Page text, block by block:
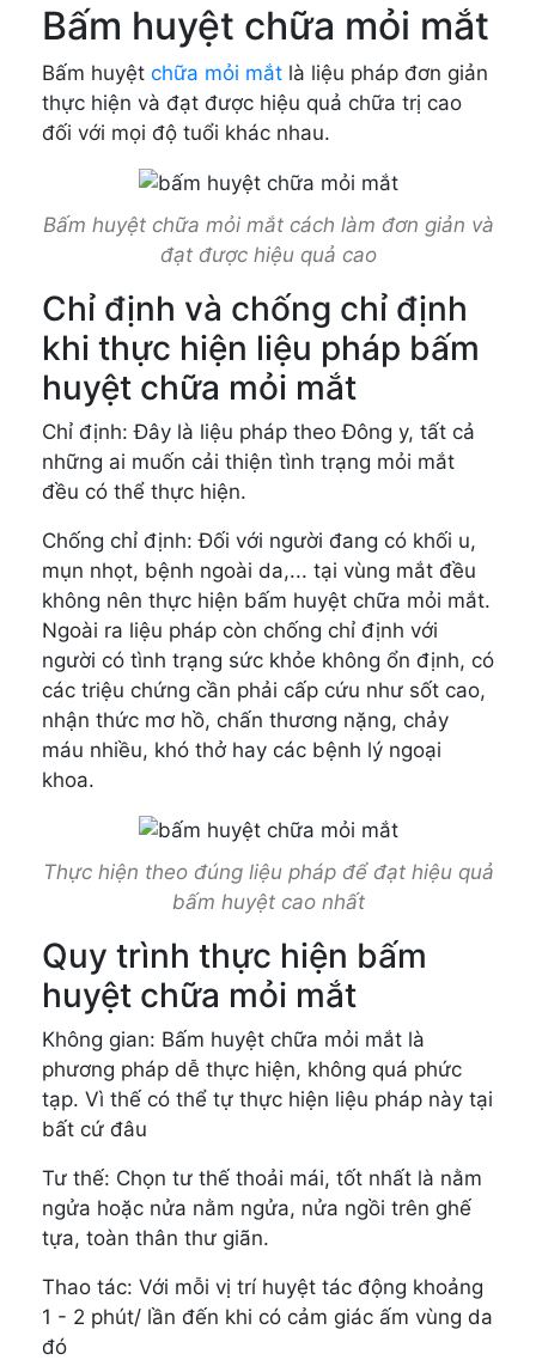
Bấm huyệt chữa mỏi mắt
Bấm huyệt chữa mỏi mắt là liệu pháp đơn giản
thực hiện và đạt được hiệu quả chữa trị cao
đối với mọi độ tuổi khác nhau.
Bấm huyệt chữa mỏi mắt cách làm đơn giản và
đạt được hiệu quả cao
Chỉ định và chống chỉ định
khi thực hiện liệu pháp bấm
huyệt chữa mỏi mắt
Chỉ định: Đây là liệu pháp theo Đông y, tất cả
những ai muốn cải thiện tình trạng mỏi mắt
đều có thể thực hiện.
Chống chỉ định: Đối với người đang có khối u,
mụn nhọt, bệnh ngoài da,... tại vùng mắt đều
không nên thực hiện bấm huyệt chữa mỏi mắt.
Ngoài ra liệu pháp còn chống chỉ định với
người có tình trạng sức khỏe không ổn định, có
các triệu chứng cần phải cấp cứu như sốt cao,
nhận thức mơ hồ, chấn thương nặng, chảy
máu nhiều, khó thở hay các bệnh lý ngoại
khoa.
Thực hiện theo đúng liệu pháp để đạt hiệu quả
bấm huyệt cao nhất
Quy trình thực hiện bấm
huyệt chữa mỏi mắt
Không gian: Bấm huyệt chữa mỏi mắt là
phương pháp dễ thực hiện, không quá phức
tạp. Vì thế có thể tự thực hiện liệu pháp này tại
bất cứ đâu
Tư thế: Chọn tư thế thoải mái, tốt nhất là nằm
ngửa hoặc nửa nằm ngửa, nửa ngồi trên ghế
tựa, toàn thân thư giãn.
Thao tác: Với mỗi vị trí huyệt tác động khoảng
1 - 2 phút/ lần đến khi có cảm giác ấm vùng da
đó